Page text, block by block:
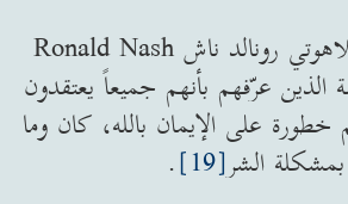
كما عبّر الباحث اللاهوتي رونالد ناش Ronald Nash
عرّفهم بأنهم جميعاً يعتقدون
على الإيمان بالله، كان وما
الشر[19]
.